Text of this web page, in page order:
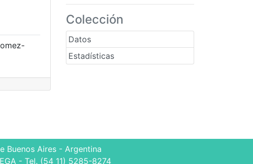
Colección
Datos
Estadísticas
Buenos Aires - Argentina
- Tel. (54 11) 5285-8274